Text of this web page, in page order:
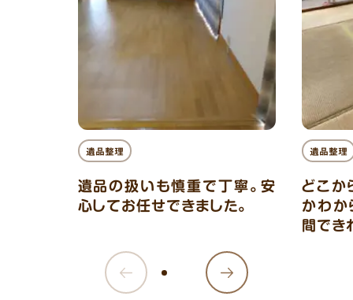
遺品整理
遺品の扱いも慎重で丁寧。安
心してお任せできました。
遺品整理
どこか
かわか
間でき